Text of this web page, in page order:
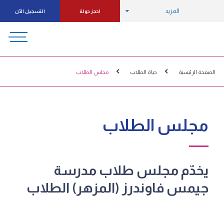
المزيد احجز جولة التسجيل الآن
الصفحة الرئيسية حياة الطلاب مجلس الطلاب
مجلس الطلاب
يخدّم مجلس طلاب مدرسة
جيمس فاوندرز (المزهر) الطلاب